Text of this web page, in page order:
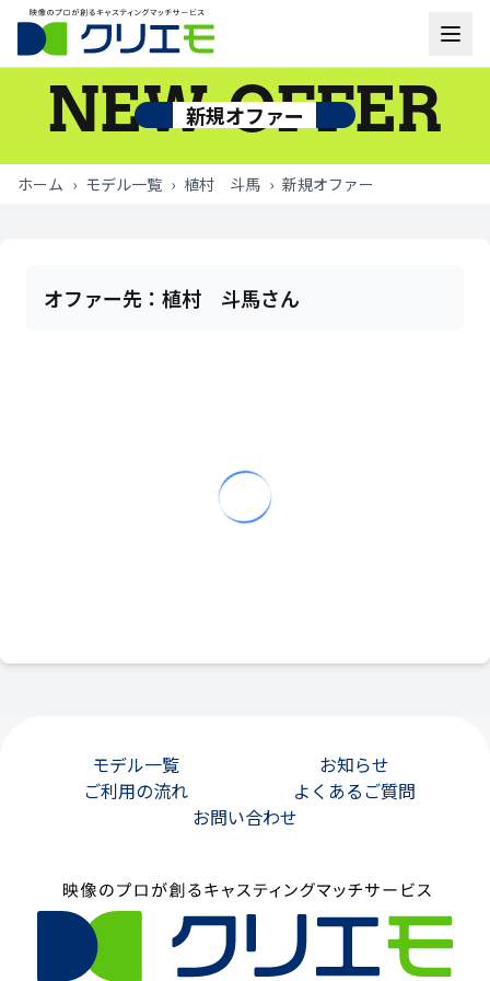
モデル一覧
新規オファー
NEW OFFER
ホーム › モデル一覧 › 植村 斗馬 › 新規オファー
オファー先： 植村 斗馬さん
モデル一覧
お知らせ
ご利用の流れ
よくあるご質問
お問い合わせ